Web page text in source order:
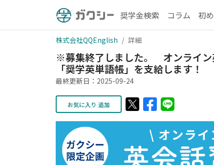
奨学金検索 コラム 初
株式会社QQEnglish 詳細
※募集終了しました。 オンライン
「奨学英単語帳」を支給します！
最終更新日：2025-09-24
お気に入り 追加